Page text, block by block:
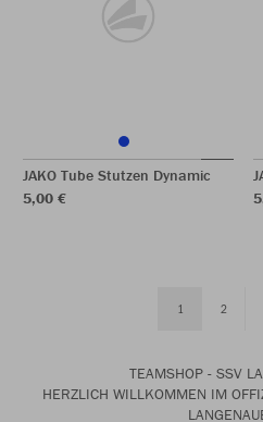
JAKO Tube Stutzen Dynamic
5,00 €
1 2
TEAMSHOP - SSV
HERZLICH WILLKOMMEN IM